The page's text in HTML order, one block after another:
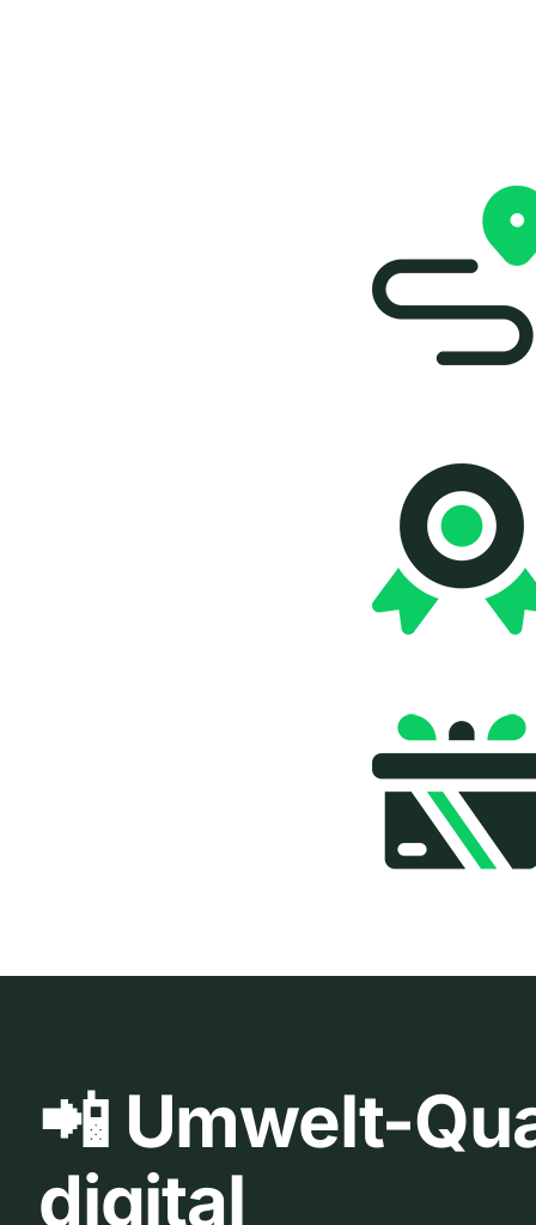
📲 Umwelt-
digital